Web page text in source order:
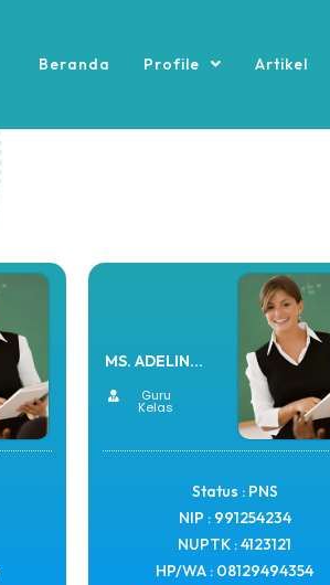
Beranda Profile Artikel
MS. ADELIN...
Guru
Kelas
Status : PNS
NIP : 991254234
NUPTK : 4123121
HP/WA : 08129494354